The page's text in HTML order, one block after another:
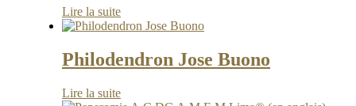
Lire la suite
Philodendron Jose Buono
Lire la suite